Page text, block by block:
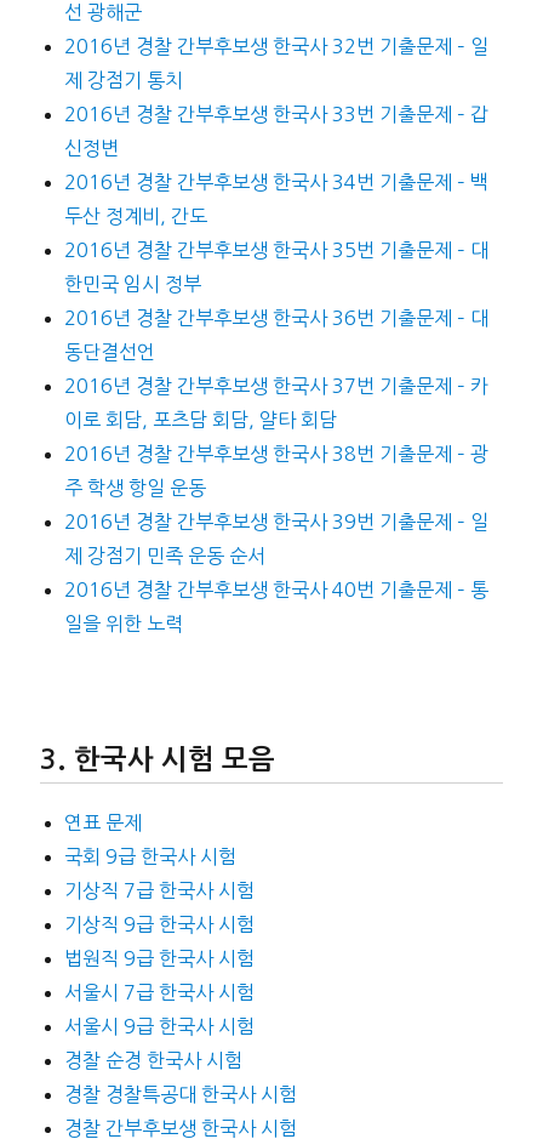
선 광해군
2016년 경찰 간부후보생 한국사 32번 기출문제 – 일
제 강점기 통치
2016년 경찰 간부후보생 한국사 33번 기출문제 – 갑
신정변
2016년 경찰 간부후보생 한국사 34번 기출문제 – 백
두산 정계비, 간도
2016년 경찰 간부후보생 한국사 35번 기출문제 – 대
한민국 임시 정부
2016년 경찰 간부후보생 한국사 36번 기출문제 – 대
동단결선언
2016년 경찰 간부후보생 한국사 37번 기출문제 – 카
이로 회담, 포츠담 회담, 얄타 회담
2016년 경찰 간부후보생 한국사 38번 기출문제 – 광
주 학생 항일 운동
2016년 경찰 간부후보생 한국사 39번 기출문제 – 일
제 강점기 민족 운동 순서
2016년 경찰 간부후보생 한국사 40번 기출문제 – 통
일을 위한 노력
한국사 시험 모음
연표 문제
국회 9급 한국사 시험
기상직 7급 한국사 시험
기상직 9급 한국사 시험
법원직 9급 한국사 시험
서울시 7급 한국사 시험
서울시 9급 한국사 시험
경찰 순경 한국사 시험
경찰 경찰특공대 한국사 시험
경찰 간부후보생 한국사 시험